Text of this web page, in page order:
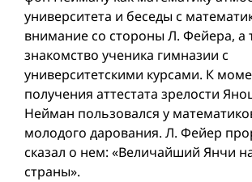
университета и беседы с
внимание со стороны Л. Фейера, а
знакомство ученика гимназии с
университетскими курсами. К
получения аттестата зрелости
Нейман пользовался у
молодого дарования. Л. Фейер
сказал о нем: «Величайший Янчи
страны».